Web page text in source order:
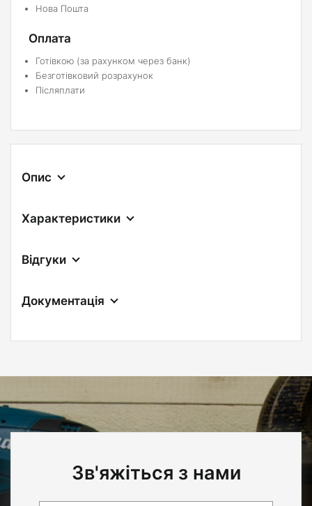
Нова Пошта
Оплата
Готівкою (за рахунком через банк)
Безготівковий розрахунок
Післяплати
Опис
Характеристики
Відгуки
Документація
Зв'яжіться з нами